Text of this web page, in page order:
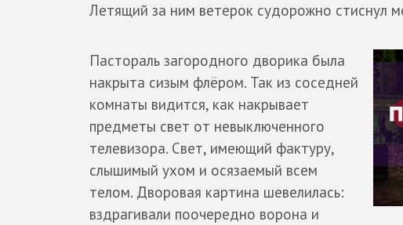
Летящий за ним ветерок судорожно стиснул
Пастораль загородного дворика была
накрыта сизым флёром. Так из соседней
комнаты видится, как накрывает
предметы свет от невыключенного
телевизора. Свет, имеющий фактуру,
слышимый ухом и осязаемый всем
телом. Дворовая картина шевелилась:
вздрагивали поочередно ворона и